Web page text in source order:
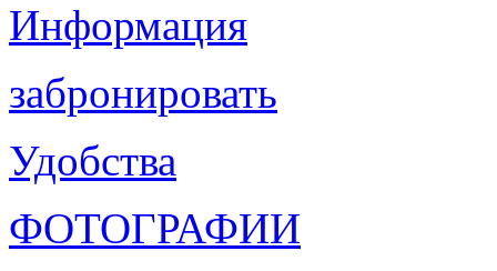
Информация
забронировать
Удобства
ФОТОГРАФИИ